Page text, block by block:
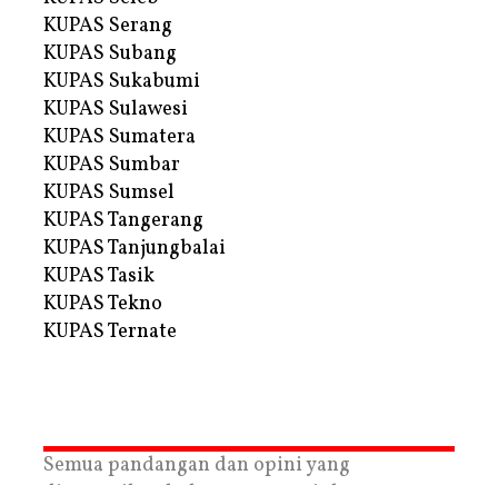
KUPAS Serang
KUPAS Subang
KUPAS Sukabumi
KUPAS Sulawesi
KUPAS Sumatera
KUPAS Sumbar
KUPAS Sumsel
KUPAS Tangerang
KUPAS Tanjungbalai
KUPAS Tasik
KUPAS Tekno
KUPAS Ternate
Semua pandangan dan opini yang